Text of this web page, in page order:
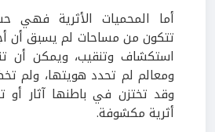
أما المحميات الأثرية فهي
تتكون من مساحات لم يسبق أن
استكشاف وتنقيب، ويمكن أن
ومعالم لم تحدد هويتها، ولم
وقد تختزن في باطنها آثار
أثرية مكشوفة.